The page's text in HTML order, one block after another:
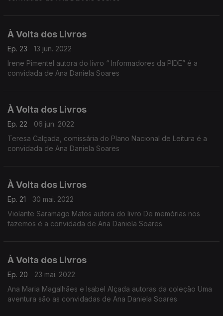
À Volta dos Livros
Ep. 23
13 jun. 2022
Irene Pimentel autora do livro “ Informadores da PIDE” é a
convidada de Ana Daniela Soares
À Volta dos Livros
Ep. 22
06 jun. 2022
Teresa Calçada, comissária do Plano Nacional de Leitura é a
convidada de Ana Daniela Soares
À Volta dos Livros
Ep. 21
30 mai. 2022
Violante Saramago Matos autora do livro De memórias nos
fazemos é a convidada de Ana Daniela Soares
À Volta dos Livros
Ep. 20
23 mai. 2022
Ana Maria Magalhães e Isabel Alçada autoras da coleção Uma
aventura são as convidadas de Ana Daniela Soares